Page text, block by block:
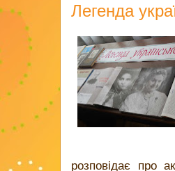
Легенда
розповідає про